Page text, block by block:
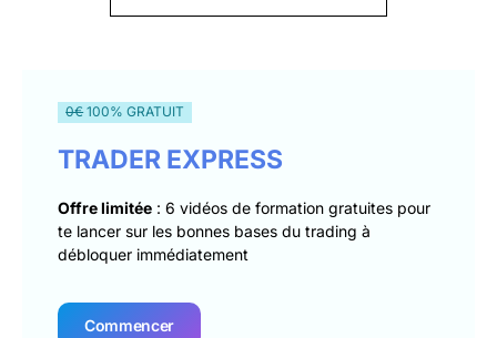
0€100% GRATUIT
TRADER EXPRESS
Offre limitée : 6 vidéos de formation gratuites pour
te lancer sur les bonnes bases du trading à
débloquer immédiatement
Commencer